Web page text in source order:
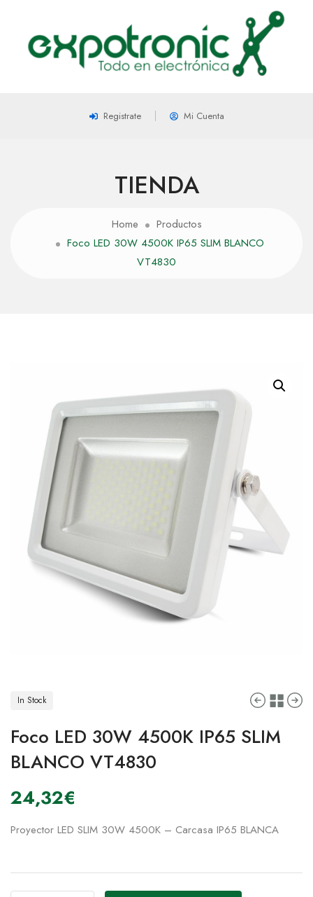
Registrate Mi Cuenta
TIENDA
Home
Productos
Foco LED 30W 4500K IP65 SLIM BLANCO
VT4830
In Stock
Foco LED 30W 4500K IP65 SLIM
BLANCO VT4830
24,32€
Proyector LED SLIM 30W 4500K – Carcasa IP65 BLANCA